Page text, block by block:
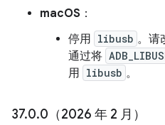
macOS ：
停用 libusb 。请
通过将
用 libusb 。
37.0.0（2026 年 2 月）